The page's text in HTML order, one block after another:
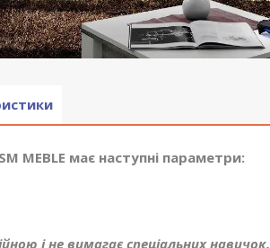
MEBLE має наступні параметри:
і не вимагає спеціальних навичок.